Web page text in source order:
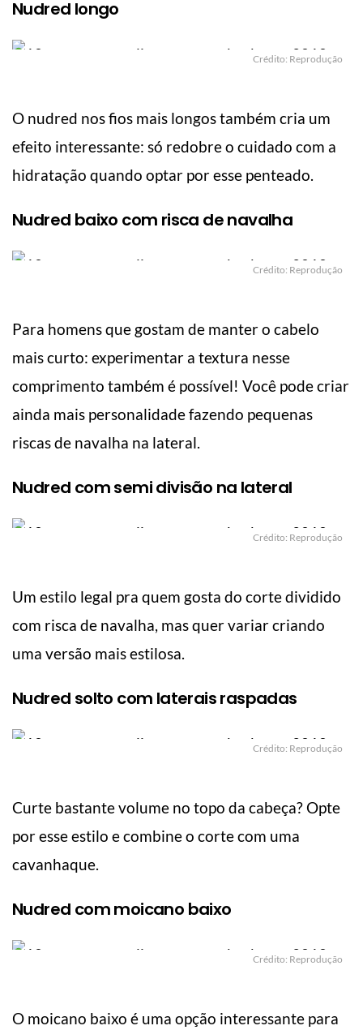
Nudred longo
Crédito: Reprodução
O nudred nos fios mais longos também cria um
efeito interessante: só redobre o cuidado com a
hidratação quando optar por esse penteado.
Nudred baixo com risca de navalha
Crédito: Reprodução
Para homens que gostam de manter o cabelo
mais curto: experimentar a textura nesse
comprimento também é possível! Você pode criar
ainda mais personalidade fazendo pequenas
riscas de navalha na lateral.
Nudred com semi divisão na lateral
Crédito: Reprodução
Um estilo legal pra quem gosta do corte dividido
com risca de navalha, mas quer variar criando
uma versão mais estilosa.
Nudred solto com laterais raspadas
Crédito: Reprodução
Curte bastante volume no topo da cabeça? Opte
por esse estilo e combine o corte com uma
cavanhaque.
Nudred com moicano baixo
Crédito: Reprodução
O moicano baixo é uma opção interessante para